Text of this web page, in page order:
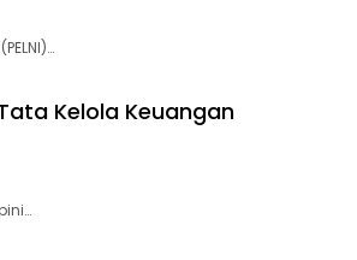
Kelola Keuangan